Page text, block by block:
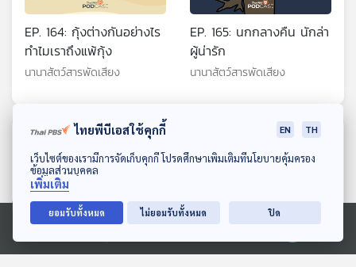
ดาวน์โหลด Thai PBS Podcast Application
Ⓒ 2020 องค์การกระจายเสียงและแพร่ภาพสาธารณะแห่งประเทศไทย
EP. 164: กุ้งต่างกันอย่างไร
ทำไมเราถึงแพ้กุ้ง
นานาสัตว์สารพัดเสียง
EP. 165: นกกลางคืน นักล่า
ผู้น่ารัก
นานาสัตว์สารพัดเสียง
ตอนที่เกี่ยวข้องไทยพีบีเอสใช้คุกกี้ EN TH
เว็บไซต์ของเรามีการจัดเก็บคุกกี้ โปรดศึกษาเพิ่มเติมที่นโยบายคุ้มครอง
ข้อมูลส่วนบุคคล
เพิ่มเติม
ยอมรับทั้งหมด ไม่ยอมรับทั้งหมด ปิด